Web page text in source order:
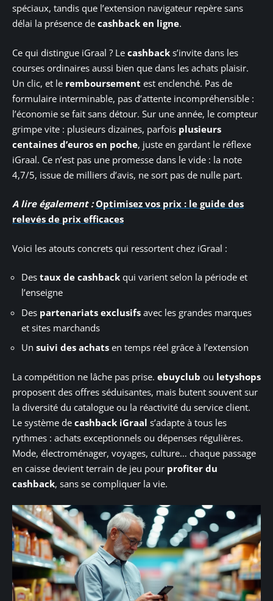
spéciaux, tandis que l’extension navigateur repère sans
délai la présence de cashback en ligne.
Ce qui distingue iGraal ? Le cashback s’invite dans les
courses ordinaires aussi bien que dans les achats plaisir.
Un clic, et le remboursement est enclenché. Pas de
formulaire interminable, pas d’attente incompréhensible :
l’économie se fait sans détour. Sur une année, le compteur
grimpe vite : plusieurs dizaines, parfois plusieurs
centaines d’euros en poche, juste en gardant le réflexe
iGraal. Ce n’est pas une promesse dans le vide : la note
4,7/5, issue de milliers d’avis, ne sort pas de nulle part.
A lire également : Optimisez vos prix : le guide des
relevés de prix efficaces
Voici les atouts concrets qui ressortent chez iGraal :
Des taux de cashback qui varient selon la période et
l’enseigne
Des partenariats exclusifs avec les grandes marques
et sites marchands
Un suivi des achats en temps réel grâce à l’extension
La compétition ne lâche pas prise. ebuyclub ou letyshops
proposent des offres séduisantes, mais butent souvent sur
la diversité du catalogue ou la réactivité du service client.
Le système de cashback iGraal s’adapte à tous les
rythmes : achats exceptionnels ou dépenses régulières.
Mode, électroménager, voyages, culture… chaque passage
en caisse devient terrain de jeu pour profiter du
cashback, sans se compliquer la vie.